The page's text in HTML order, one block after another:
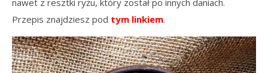
Przepis znajdziesz pod tym linkiem.